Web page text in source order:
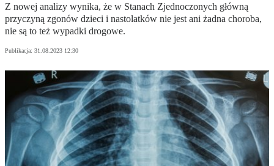
Z nowej analizy wynika, że w Stanach Zjednoczonych główną
przyczyną zgonów dzieci i nastolatków nie jest ani żadna choroba,
nie są to też wypadki drogowe.
Publikacja: 31.08.2023 12:30